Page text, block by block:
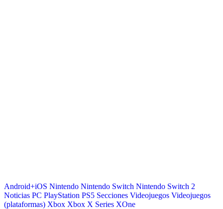
Android+iOS Nintendo Nintendo Switch Nintendo Switch 2
Noticias PC PlayStation PS5 Secciones Videojuegos Videojuegos
(plataformas) Xbox Xbox X Series XOne